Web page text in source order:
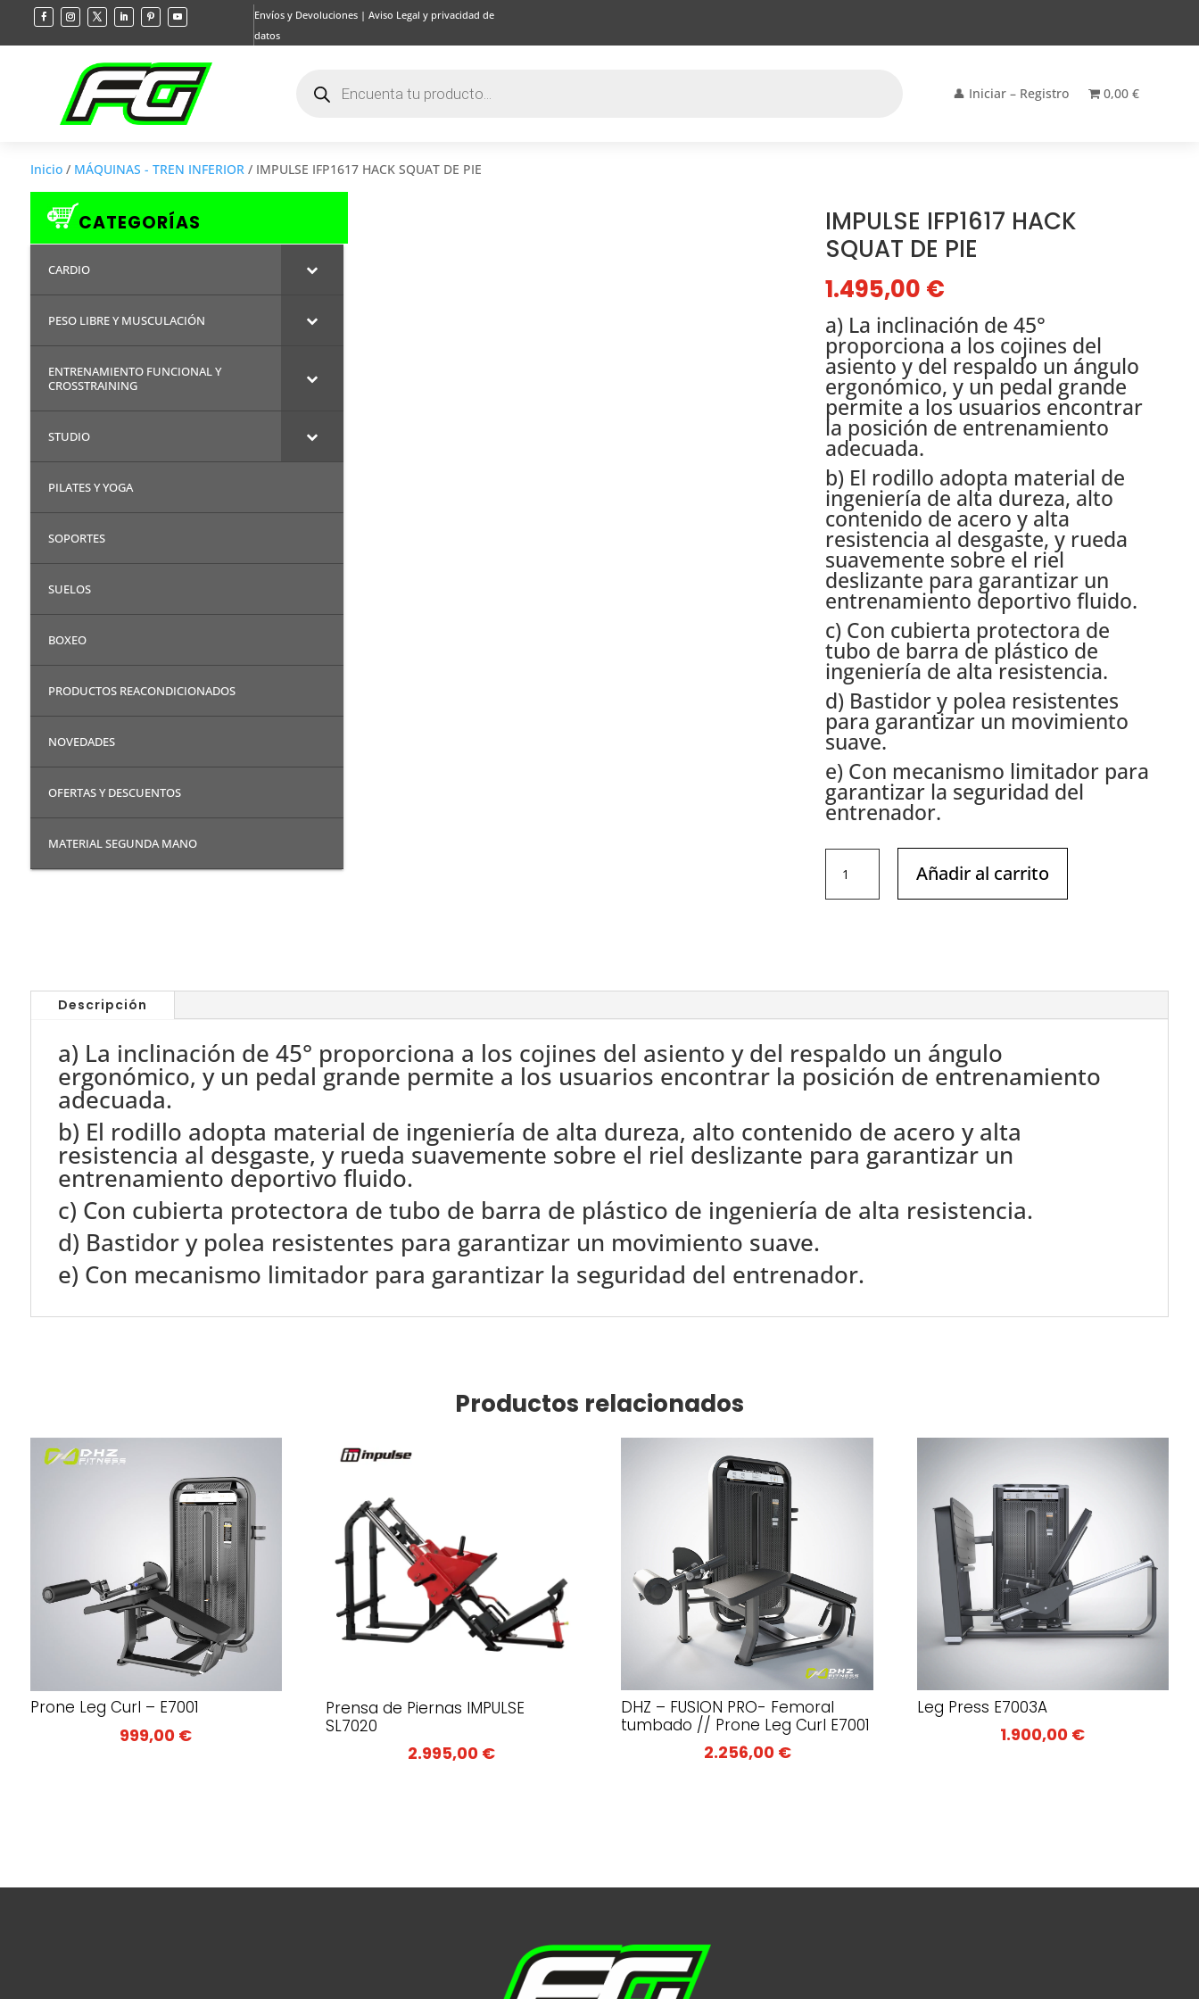
Envíos y Devoluciones| Aviso Legal y privacidad de
datos
productos 👤 Iniciar – Registro 0,00 €
Inicio/ MÁQUINAS - TREN INFERIOR/ IMPULSE IFP1617 HACK SQUAT DE PIE
CATEGORÍAS
CARDIO
PESO LIBRE Y MUSCULACIÓN
ENTRENAMIENTO FUNCIONAL Y
CROSSTRAINING
STUDIO
PILATES Y YOGA
SOPORTES
SUELOS
BOXEO
PRODUCTOS REACONDICIONADOS
NOVEDADES
OFERTAS Y DESCUENTOS
MATERIAL SEGUNDA MANO
IMPULSE IFP1617 HACK
SQUAT DE PIE
1.495,00 €
a) La inclinación de 45°
proporciona a los cojines del
asiento y del respaldo un ángulo
ergonómico, y un pedal grande
permite a los usuarios encontrar
la posición de entrenamiento
adecuada.
b) El rodillo adopta material de
ingeniería de alta dureza, alto
contenido de acero y alta
resistencia al desgaste, y rueda
suavemente sobre el riel
deslizante para garantizar un
entrenamiento deportivo fluido.
c) Con cubierta protectora de
tubo de barra de plástico de
ingeniería de alta resistencia.
d) Bastidor y polea resistentes
para garantizar un movimiento
suave.
e) Con mecanismo limitador para
garantizar la seguridad del
entrenador.
IFP1617
HACK
Añadir al carrito
Descripción
a) La inclinación de 45° proporciona a los cojines del asiento y del respaldo un ángulo
ergonómico, y un pedal grande permite a los usuarios encontrar la posición de entrenamiento
adecuada.
b) El rodillo adopta material de ingeniería de alta dureza, alto contenido de acero y alta
resistencia al desgaste, y rueda suavemente sobre el riel deslizante para garantizar un
entrenamiento deportivo fluido.
c) Con cubierta protectora de tubo de barra de plástico de ingeniería de alta resistencia.
d) Bastidor y polea resistentes para garantizar un movimiento suave.
e) Con mecanismo limitador para garantizar la seguridad del entrenador.
Productos relacionados
Prone Leg Curl – E7001
999,00 €
Prensa de Piernas IMPULSE
SL7020
2.995,00 €
DHZ – FUSION PRO- Femoral
tumbado // Prone Leg Curl E7001
2.256,00 €
Leg Press E7003A
1.900,00 €